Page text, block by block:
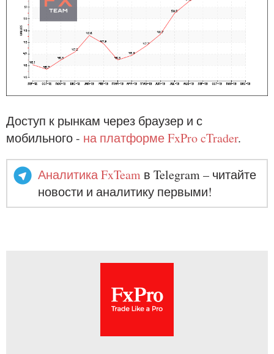
Доступ к рынкам через браузер и с
мобильного - на платформе FxPro cTrader.
Аналитика FxTeam в Telegram – читайте
новости и аналитику первыми!